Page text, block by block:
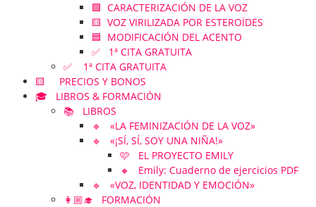
🟪 CARACTERIZACIÓN DE LA VOZ
🟨 VOZ VIRILIZADA POR ESTEROÏDES
🟦 MODIFICACIÓN DEL ACENTO
✅ 1ª CITA GRATUITA
✅ 1ª CITA GRATUITA
🟨 PRECIOS Y BONOS
🎓 LIBROS & FORMACIÓN
📚 LIBROS
🔹 «LA FEMINIZACIÓN DE LA VOZ»
🔹 «¡SÍ, SÍ, SOY UNA NIÑA!»
🩷 EL PROYECTO EMILY
🔸 Emily: Cuaderno de ejercicios PDF
🔹 «VOZ, IDENTIDAD Y EMOCIÓN»
👩🏼‍🎓 FORMACIÓN